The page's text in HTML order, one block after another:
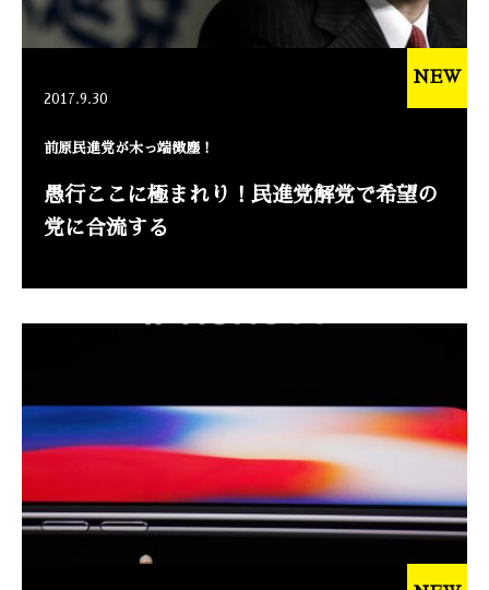
2017.9.30
前原民進党が木っ端微塵！
愚行ここに極まれり！民進党解党で希望の
党に合流する
NEW